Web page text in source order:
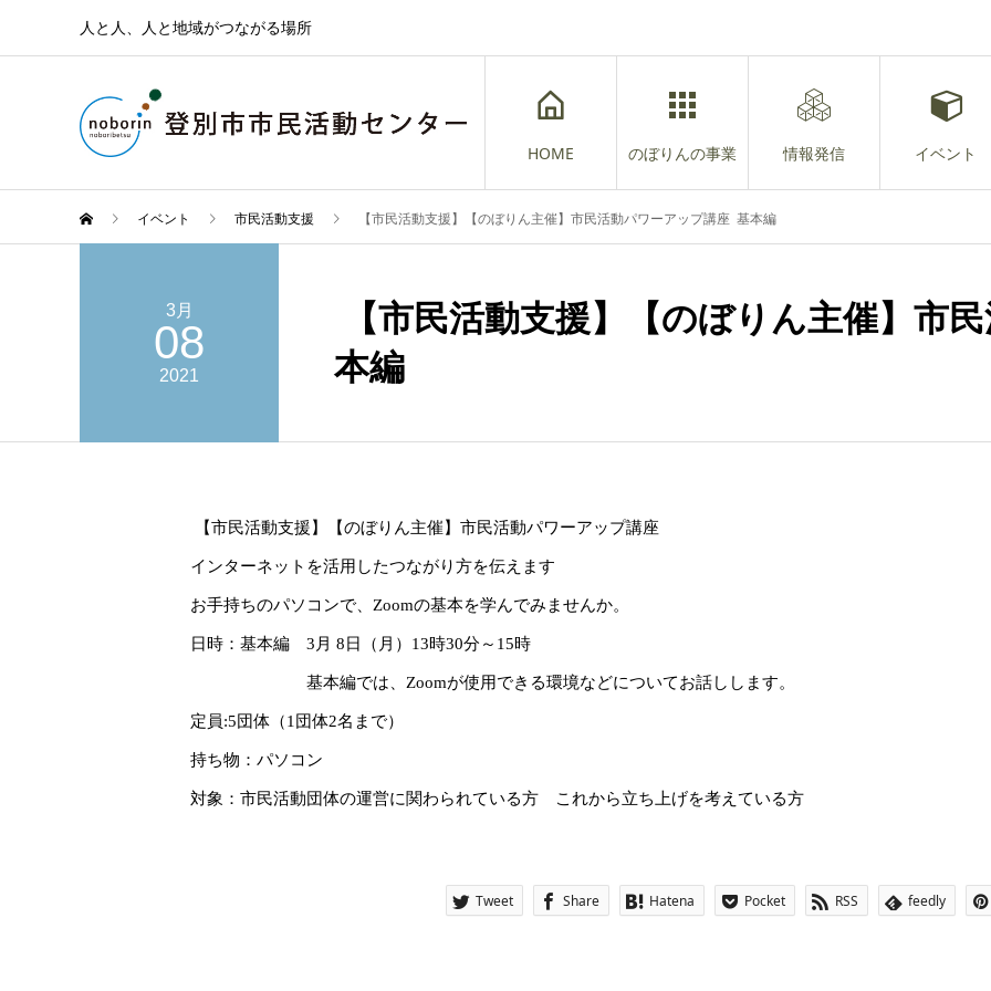
人と人、人と地域がつながる場所
HOME のぼりんの事業 情報発信 イベント
イベント 市民活動支援 【市民活動支援】【のぼりん主催】市民活動パワーアップ講座 基本編
3月
08
2021
【市民活動支援】【のぼりん主催】市
本編
【市民活動支援】 【のぼりん主催】市民活動パワーアップ講座
インターネットを活用したつながり方を伝えます
お手持ちのパソコンで、 Zoomの基本を学んでみませんか。
日時：基本編 3 月 8 日（月） 13時30分～ 15時
基本編では、 Zoomが使用できる環境などについてお話しします。
定員:5団体（1 団体2名まで）
持ち物：パソコン
対象：市民活動団体の運営に関わられている方 これから立ち上げを考えている方
Tweet Share Hatena Pocket RSS feedly